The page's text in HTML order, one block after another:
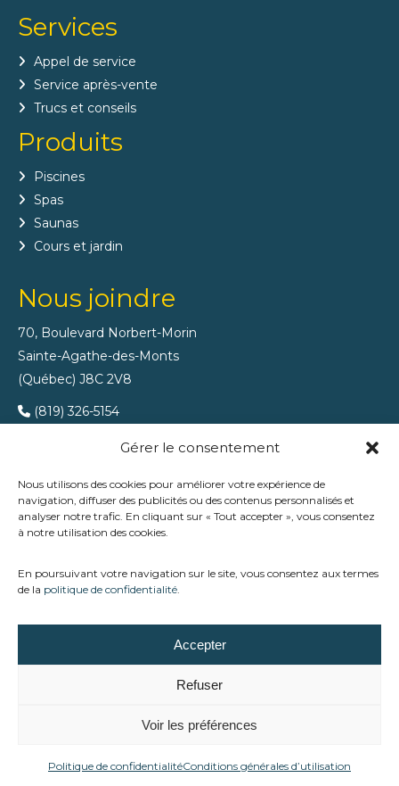
Gérer le consentement
Nous utilisons des cookies pour améliorer votre expérience de
navigation, diffuser des publicités ou des contenus personnalisés et
analyser notre trafic. En cliquant sur « Tout accepter », vous consentez
à notre utilisation des cookies.
En poursuivant votre navigation sur le site, vous consentez aux termes
de la politique de confidentialité.
Accepter
Refuser
Voir les préférences
Politique de confidentialitéConditions générales d’utilisation
Services
Appel de service
Service après-vente
Trucs et conseils
Produits
Piscines
Spas
Saunas
Cours et jardin
Nous joindre
70, Boulevard Norbert-Morin
Sainte-Agathe-des-Monts
(Québec) J8C 2V8
(819) 326-5154
Chez Trévi Ste-Agathe, nous accompagnons les familles
des Laurentides dans la création d’espaces extérieurs qui
propulsé par Altitude Stratégies